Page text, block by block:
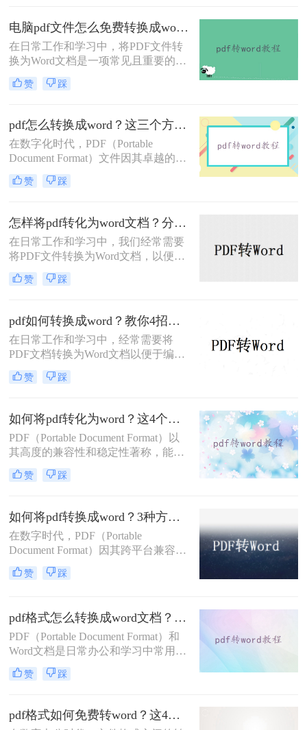
其他用户协作。那么pdf如何转换成
word呢？本文将介绍三种将PDF转换
为Word文档的方法。
电脑pdf文件怎么免费转换成word？分享3种简单方法~
在日常工作和学习中，将PDF文件转
换为Word文档是一项常见且重要的任
务，以便于编辑、修改或重新格式化
内容。那么电脑pdf文件怎么免费转换
费方法，帮助用户轻松实现PDF到
Word的转换。
赞 踩
pdf怎么转换成word？这三个方法让你快速操作！
在数字化时代，PDF（Portable
Document Format）文件因其卓越的跨
平台兼容性和内容稳定性，成为了文
档传输和分享的重要载体。然而，当
时，我们往往会遇到一些挑战，因为
PDF文件通常是不支持直接编辑的。
此时，将PDF转换成Word文档成为了
一个理想的选择，因为它允许我们以
更灵活的方式处理文本和数据。那么
pdf怎么转换成word呢？本文将深入探
赞 踩
怎样将pdf转化为word文档？分享三种实用方法！
在日常工作和学习中，我们经常需要
将PDF文件转换为Word文档，以便进
行编辑、修改或格式化。PDF文件因
其格式稳定、兼容性强而广受欢迎，
的是，有多种方法可以实现PDF到
Word的转换。那么怎样将pdf转化为
word文档呢？以下是三种常用的转换
方法，供您参考。
赞 踩
pdf如何转换成word？教你4招轻松搞定！
在日常工作和学习中，经常需要将
PDF文档转换为Word文档以便于编辑
和修改。那么pdf如何转换成word呢？
下面将详细介绍几种常用的PDF转
任务。
赞 踩
如何将pdf转化为word？这4个方法让你快速操作!！
PDF（Portable Document Format）以
其高度的兼容性和稳定性著称，能够
确保文档在各种设备和平台上的显示
效果一致。然而，PDF的固定布局也
Word文档具有强大的编辑性和灵活
性，可以轻松实现对文档内容的修
改、排版和格式调整。因此，将PDF
转化为Word文档成为了许多用户的常
见需求。那么如何将pdf转化为word
呢？以下将详细介绍几种将PDF转化
赞 踩
如何将pdf转换成word？3种方法帮你轻松转换！
在数字时代，PDF（Portable
Document Format）因其跨平台兼容性
和文档保真度而被广泛使用。然而，
当需要编辑PDF文件中的内容时，将
何将pdf转换成word呢？本文将详细介
绍几种将PDF转换为Word文档的有效
方法，帮助你在不同场景下选择最合
适的转换工具。
赞 踩
pdf格式怎么转换成word文档？教你5招轻松搞定！
PDF（Portable Document Format）和
Word文档是日常办公和学习中常用的
两种文件格式。PDF文件因其格式稳
定、跨平台兼容性强而广受欢迎，但
文档的灵活性则更胜一筹。因此，将
PDF文件转换为Word文档成为了一个
赞 踩
pdf格式如何免费转word？这4种转换方法快来了解下！